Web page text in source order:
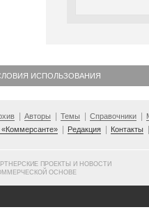
ИСПОЛЬЗОВАНИЯ
Авторы Темы Справочники
Редакция Контакты
ПРОЕКТЫ И НОВОСТИ
ОСНОВЕ